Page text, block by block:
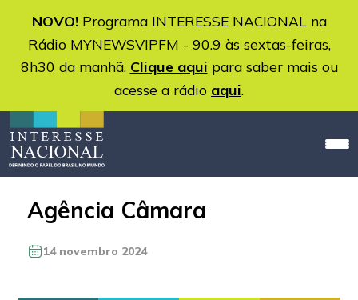
NOVO!Programa INTERESSE NACIONAL na
Rádio MYNEWSVIPFM - 90.9 às sextas-feiras,
8h30 da manhã. Clique aqui para saber mais ou
acesse a rádio aqui.
Agência Câmara
14 novembro 2024